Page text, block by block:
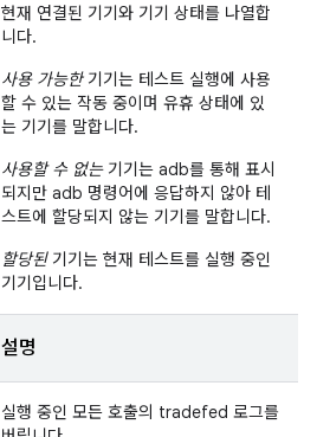
현재 연결된 기기와 기기 상태를 나열합
니다.
사용 가능한기기는 테스트 실행에 사용
할 수 있는 작동 중이며 유휴 상태에 있
는 기기를 말합니다.
사용할 수 없는기기는 adb를 통해 표시
되지만 adb 명령어에 응답하지 않아 테
스트에 할당되지 않는 기기를 말합니다.
할당된기기는 현재 테스트를 실행 중인
기기입니다.
설명
실행 중인 모든 호출의 tradefed 로그를